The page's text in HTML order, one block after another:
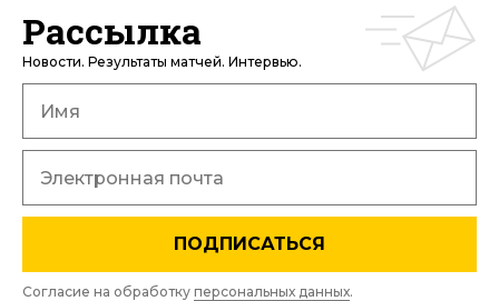
Рассылка
Новости. Результаты матчей. Интервью.
ПОДПИСАТЬСЯ
Согласие на обработку персональных данных.